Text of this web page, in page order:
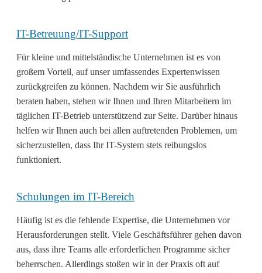
IT-Betreuung/IT-Support
Für kleine und mittelständische Unternehmen ist es von
großem Vorteil, auf unser umfassendes Expertenwissen
zurückgreifen zu können. Nachdem wir Sie ausführlich
beraten haben, stehen wir Ihnen und Ihren Mitarbeitern im
täglichen IT-Betrieb unterstützend zur Seite. Darüber hinaus
helfen wir Ihnen auch bei allen auftretenden Problemen, um
sicherzustellen, dass Ihr IT-System stets reibungslos
funktioniert.
Schulungen im IT-Bereich
Häufig ist es die fehlende Expertise, die Unternehmen vor
Herausforderungen stellt. Viele Geschäftsführer gehen davon
aus, dass ihre Teams alle erforderlichen Programme sicher
beherrschen. Allerdings stoßen wir in der Praxis oft auf